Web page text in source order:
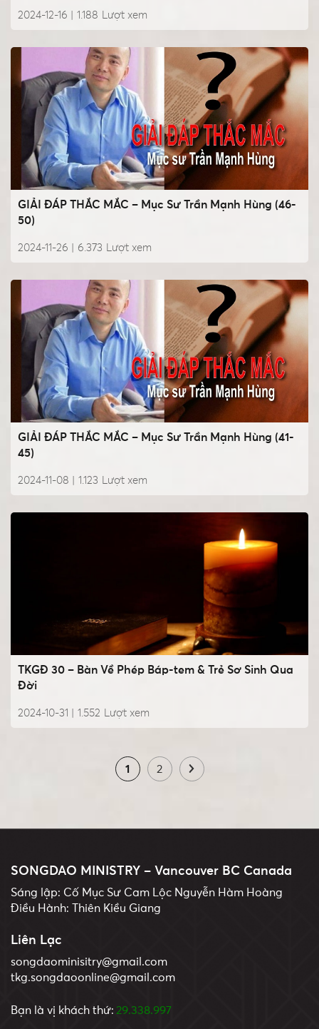
2024-12-16 | Lượt xem
1.188
GIẢI ĐÁP THẮC MẮC – Mục Sư Trần Mạnh Hùng (46-
50)
2024-11-26 | Lượt xem
6.373
GIẢI ĐÁP THẮC MẮC – Mục Sư Trần Mạnh Hùng (41-
45)
2024-11-08 | Lượt xem
1.123
TKGĐ 30 – Bàn Về Phép Báp-tem & Trẻ Sơ Sinh Qua
Đời
2024-10-31 | Lượt xem
1.552
1 2
SONGDAO MINISTRY – Vancouver BC Canada
Sáng lập: Cố Mục Sư Cam Lộc Nguyễn Hàm Hoàng
Điều Hành: Thiên Kiều Giang
Liên Lạc
songdaominisitry@gmail.com
tkg.songdaoonline@gmail.com
Bạn là vị khách thứ: 29.338.997